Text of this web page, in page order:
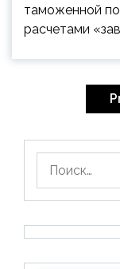
таможенной
расчетами